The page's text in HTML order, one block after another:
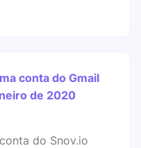
conta do Gmail
de 2020
do Snov.io